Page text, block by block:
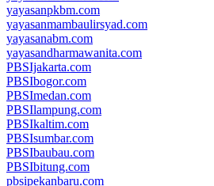
yayasanpkbm.com
yayasanmambaulirsyad.com
yayasanabm.com
yayasandharmawanita.com
PBSIjakarta.com
PBSIbogor.com
PBSImedan.com
PBSIlampung.com
PBSIkaltim.com
PBSIsumbar.com
PBSIbaubau.com
PBSIbitung.com
pbsipekanbaru.com